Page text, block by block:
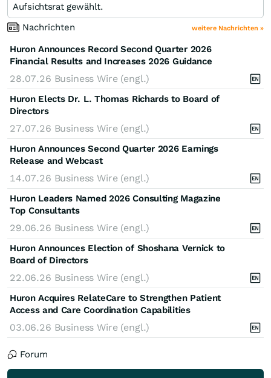
Aufsichtsrat gewählt.
Nachrichten
weitere Nachrichten »
Huron Announces Record Second Quarter 2026
Financial Results and Increases 2026 Guidance
28.07.26 Business Wire (engl.)
Huron Elects Dr. L. Thomas Richards to Board of
Directors
27.07.26 Business Wire (engl.)
Huron Announces Second Quarter 2026 Earnings
Release and Webcast
14.07.26 Business Wire (engl.)
Huron Leaders Named 2026 Consulting Magazine
Top Consultants
29.06.26 Business Wire (engl.)
Huron Announces Election of Shoshana Vernick to
Board of Directors
22.06.26 Business Wire (engl.)
Huron Acquires RelateCare to Strengthen Patient
Access and Care Coordination Capabilities
03.06.26 Business Wire (engl.)
Forum